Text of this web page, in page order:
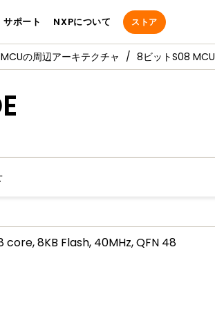
サポート NXPについて ストア
の周辺アーキテクチャ 8ビットS08 MCU
core, 8KB Flash, 40MHz, QFN 48